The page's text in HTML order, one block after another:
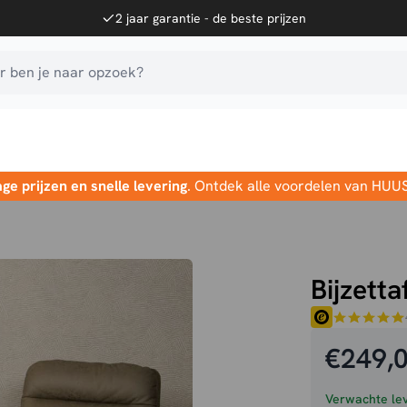
2 jaar garantie - de beste prijzen
ben je naar opzoek?
prijzen en snelle levering. Ontdek alle voordelen van
€
Verwachte